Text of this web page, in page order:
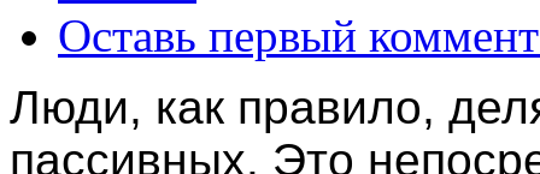
Оставь первый
Люди, как правило,
пассивных. Это